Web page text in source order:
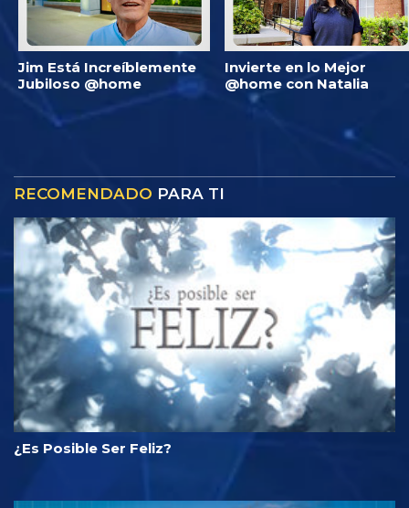
Jim Está Increíblemente
Jubiloso @home
Invierte en lo Mejor
@home con Natalia
RECOMENDADO PARA TI
¿Es Posible Ser Feliz?